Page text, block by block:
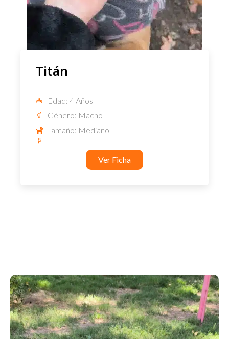
Titán
Edad: 4 Años
Género: Macho
Tamaño: Mediano
Ver Ficha